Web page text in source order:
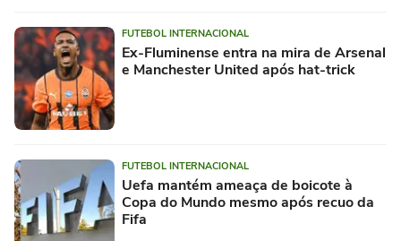
FUTEBOL INTERNACIONAL
Ex-Fluminense entra na mira de Arsenal
e Manchester United após hat-trick
FUTEBOL INTERNACIONAL
Uefa mantém ameaça de boicote à
Copa do Mundo mesmo após recuo da
Fifa